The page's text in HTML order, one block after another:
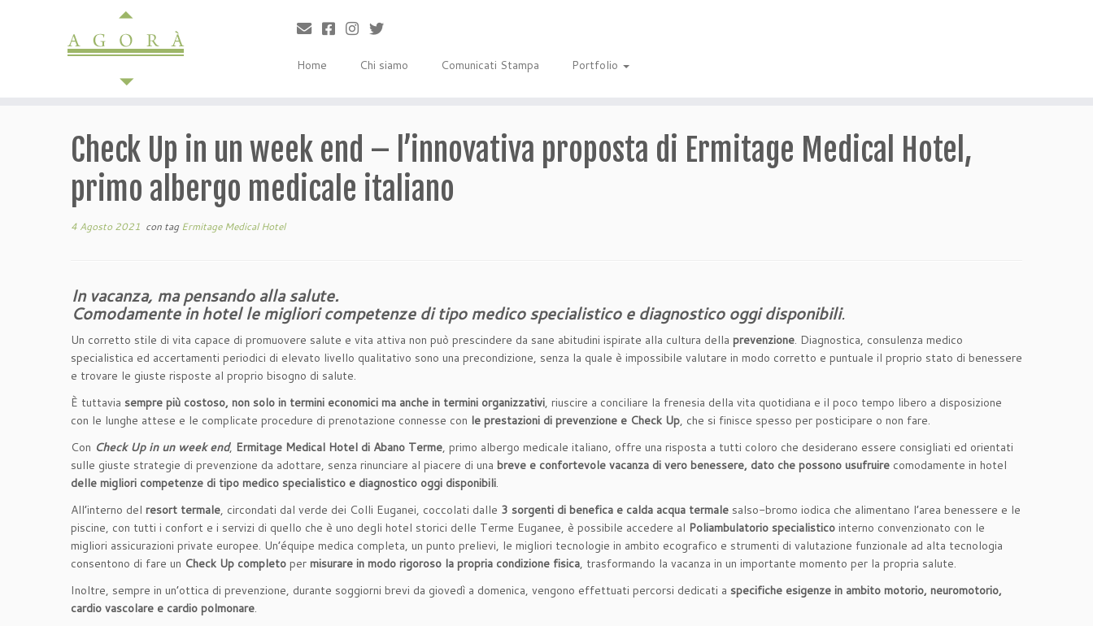
Home
Chi siamo Comunicati Stampa Portfolio
Check Up in un week end – l’innovativa proposta di Ermitage Medical Hotel,
primo albergo medicale italiano
4 Agosto 2021 con tagErmitage Medical Hotel
In vacanza, ma pensando alla salute.
Comodamente in hotel le migliori competenze di tipo medico specialistico e diagnostico oggi disponibili.
Un corretto stile di vita capace di promuovere salute e vita attiva non può prescindere da sane abitudini ispirate alla cultura della prevenzione. Diagnostica, consulenza medico
specialistica ed accertamenti periodici di elevato livello qualitativo sono una precondizione, senza la quale è impossibile valutare in modo corretto e puntuale il proprio stato di benessere
e trovare le giuste risposte al proprio bisogno di salute.
È tuttavia sempre più costoso, non solo in termini economici ma anche in termini organizzativi, riuscire a conciliare la frenesia della vita quotidiana e il poco tempo libero a disposizione
con le lunghe attese e le complicate procedure di prenotazione connesse con le prestazioni di prevenzione e Check Up, che si finisce spesso per posticipare o non fare.
Con Check Up in un week end, Ermitage Medical Hotel di Abano Terme, primo albergo medicale italiano, offre una risposta a tutti coloro che desiderano essere consigliati ed orientati
sulle giuste strategie di prevenzione da adottare, senza rinunciare al piacere di una breve e confortevole vacanza di vero benessere, dato che possono usufruire comodamente in hotel
delle migliori competenze di tipo medico specialistico e diagnostico oggi disponibili.
All’interno del resort termale, circondati dal verde dei Colli Euganei, coccolati dalle 3 sorgenti di benefica e calda acqua termale salso-bromo iodica che alimentano l’area benessere e le
piscine, con tutti i confort e i servizi di quello che è uno degli hotel storici delle Terme Euganee, è possibile accedere al Poliambulatorio specialistico interno convenzionato con le
migliori assicurazioni private europee. Un’équipe medica completa, un punto prelievi, le migliori tecnologie in ambito ecografico e strumenti di valutazione funzionale ad alta tecnologia
consentono di fare un Check Up completo per misurare in modo rigoroso la propria condizione fisica, trasformando la vacanza in un importante momento per la propria salute.
Inoltre, sempre in un’ottica di prevenzione, durante soggiorni brevi da giovedì a domenica, vengono effettuati percorsi dedicati a specifiche esigenze in ambito motorio, neuromotorio,
cardio vascolare e cardio polmonare.